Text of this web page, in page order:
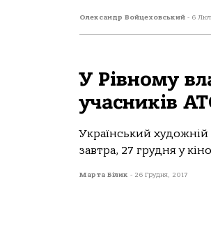
Олександр Войцеховський - 6
У Рівному
учасників
Український
завтра, 27 грудня у
Марта Білик - 26 Грудня, 2017